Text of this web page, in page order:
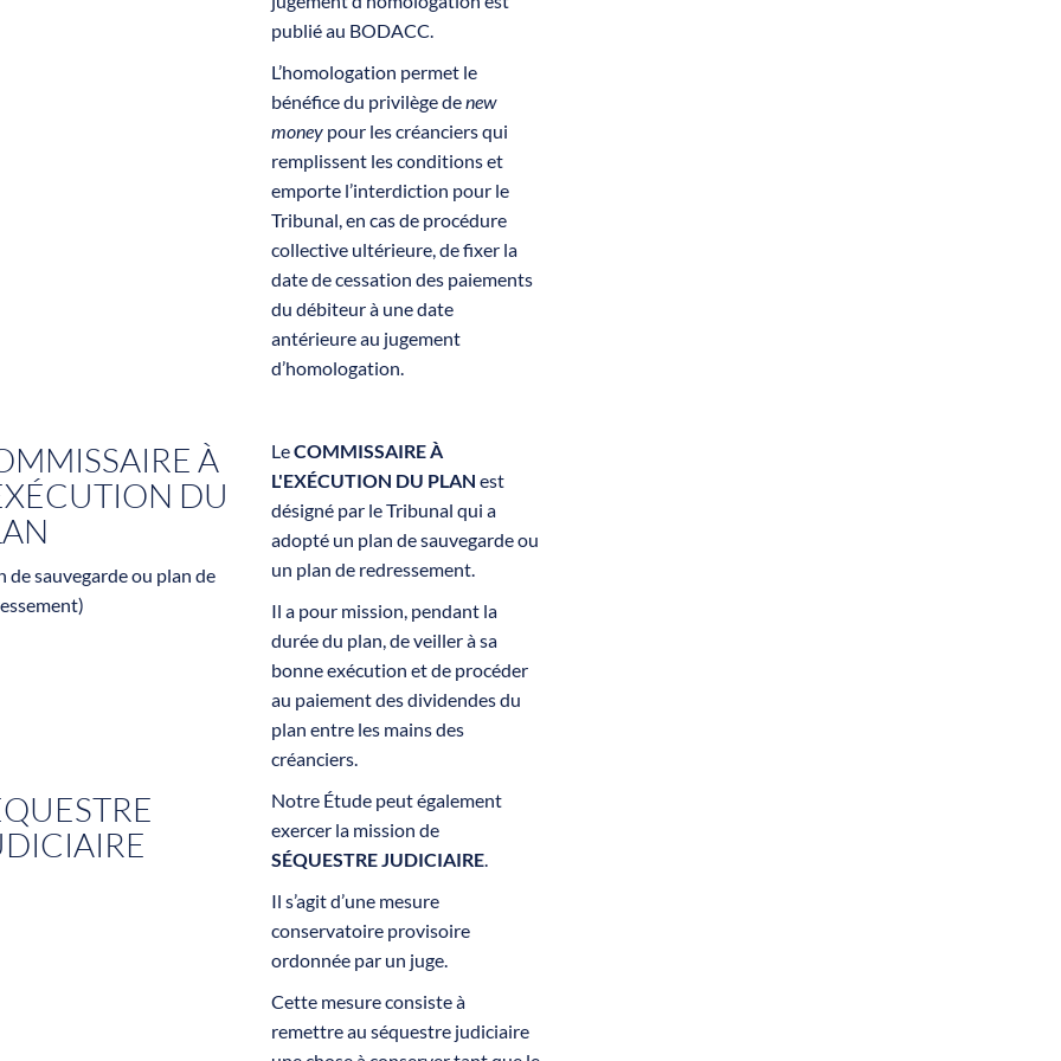
publié au BODACC.
L’homologation permet le
bénéfice du privilège denew
moneypour les créanciers qui
remplissent les conditions et
emporte l’interdiction pour le
Tribunal, en cas de procédure
collective ultérieure, de fixer la
date de cessation des paiements
du débiteur à une date
antérieure au jugement
d’homologation.
À
DU
de sauvegarde ou plan de
LeCOMMISSAIRE À
L'EXÉCUTION DU PLAN est
désigné par le Tribunal qui a
adopté un plan de sauvegarde ou
un plan de redressement.
Il a pour mission, pendant la
durée du plan, de veiller à sa
bonne exécution et de procéder
au paiement des dividendes du
plan entre les mains des
créanciers.
Notre Étude peut également
exercer la mission de
SÉQUESTRE JUDICIAIRE.
Il s’agit d’une mesure
conservatoire provisoire
ordonnée par un juge.
Cette mesure consiste à
remettre au séquestre judiciaire